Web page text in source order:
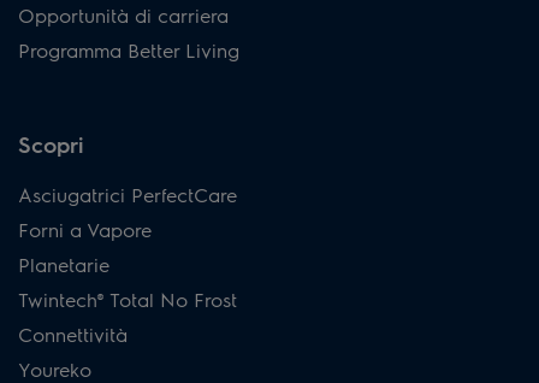
Opportunità di carriera
Programma Better Living
Scopri
Asciugatrici PerfectCare
Forni a Vapore
Planetarie
Twintech® Total No Frost
Connettività
Youreko